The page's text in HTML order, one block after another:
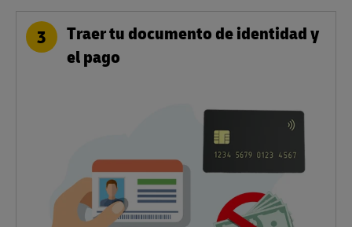
3
Traer tu documento de identidad y
el pago